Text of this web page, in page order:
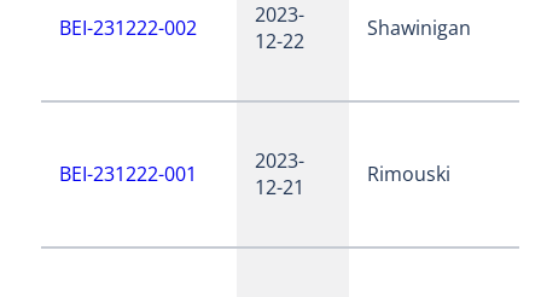
BEI-231222-002
2023-
12-22
Shawinigan
BEI-231222-001
2023-
12-21
Rimouski